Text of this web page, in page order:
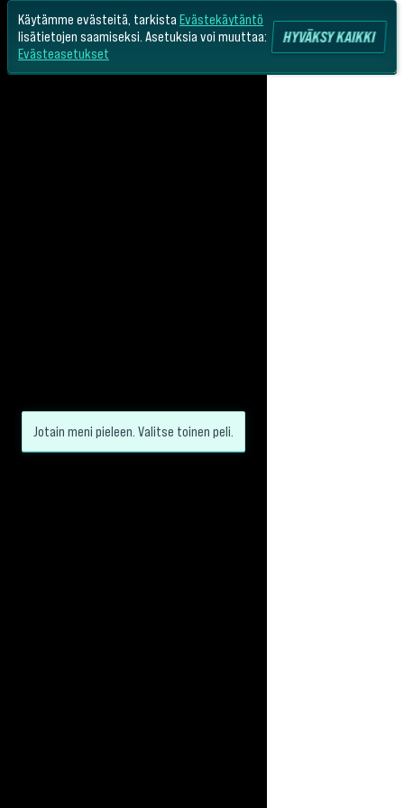
Jotain meni pieleen. Valitse toinen peli.
Käytämme evästeitä, tarkista Evästekäytäntö
lisätietojen saamiseksi. Asetuksia voi muuttaa:
Evästeasetukset
HYVÄKSY KAIKKI